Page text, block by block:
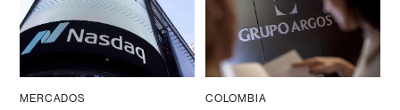
MERCADOS COLOMBIA